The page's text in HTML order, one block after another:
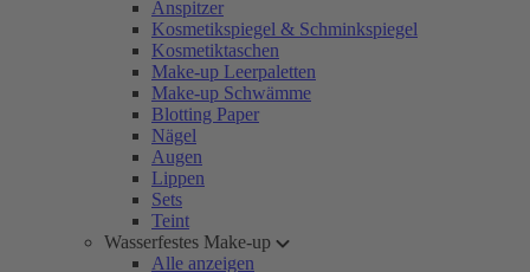
Anspitzer
Kosmetikspiegel & Schminkspiegel
Kosmetiktaschen
Make-up Leerpaletten
Make-up Schwämme
Blotting Paper
Nägel
Augen
Lippen
Sets
Teint
Wasserfestes Make-up
Alle anzeigen